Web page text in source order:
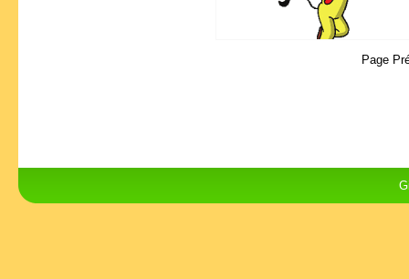
Page